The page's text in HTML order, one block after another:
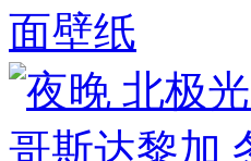
面壁纸